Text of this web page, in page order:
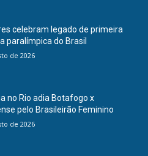
celebram legado de primeira
paralímpica do Brasil
de 2026
no Rio adia Botafogo x
pelo Brasileirão Feminino
de 2026